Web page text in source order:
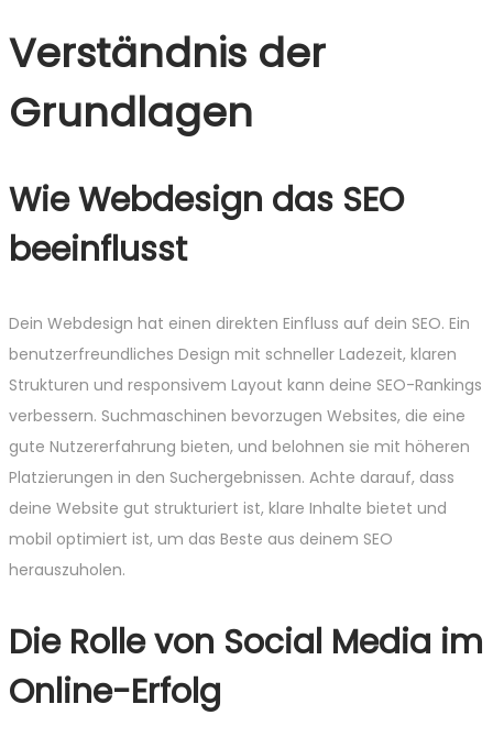
Verständnis der
Grundlagen
Wie Webdesign das SEO
beeinflusst
Dein Webdesign hat einen direkten Einfluss auf dein SEO. Ein
benutzerfreundliches Design mit schneller Ladezeit, klaren
Strukturen und responsivem Layout kann deine SEO-Rankings
verbessern. Suchmaschinen bevorzugen Websites, die eine
gute Nutzererfahrung bieten, und belohnen sie mit höheren
Platzierungen in den Suchergebnissen. Achte darauf, dass
deine Website gut strukturiert ist, klare Inhalte bietet und
mobil optimiert ist, um das Beste aus deinem SEO
herauszuholen.
Die Rolle von Social Media im
Online-Erfolg